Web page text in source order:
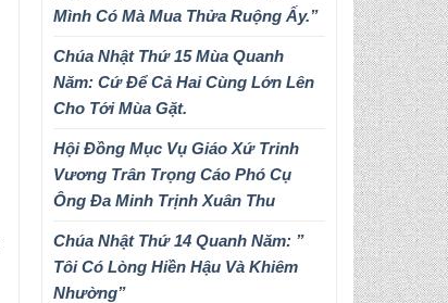
Mình Có Mà Mua Thửa Ruộng Ấy.”
Chúa Nhật Thứ 15 Mùa Quanh
Năm: Cứ Để Cả Hai Cùng Lớn Lên
Cho Tới Mùa Gặt.
Hội Đồng Mục Vụ Giáo Xứ Trinh
Vương Trân Trọng Cáo Phó Cụ
Ông Đa Minh Trịnh Xuân Thu
Chúa Nhật Thứ 14 Quanh Năm: ”
Tôi Có Lòng Hiền Hậu Và Khiêm
Nhường”